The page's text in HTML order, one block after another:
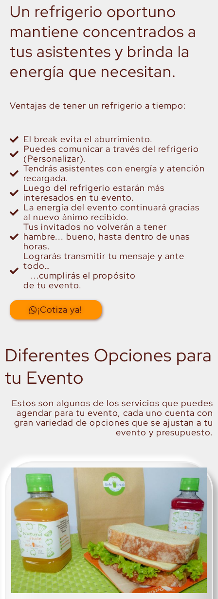
Un refrigerio oportuno
mantiene concentrados a
tus asistentes y brinda la
energía que necesitan.
Ventajas de tener un refrigerio a tiempo:
El break evita el aburrimiento.
Puedes comunicar a través del refrigerio
(Personalizar).
Tendrás asistentes con energía y atención
recargada.
Luego del refrigerio estarán más
interesados en tu evento.
La energía del evento continuará gracias
al nuevo ánimo recibido.
Tus invitados no volverán a tener
hambre... bueno, hasta dentro de unas
horas.
Lograrás transmitir tu mensaje y ante
todo…
...cumplirás el propósito
de tu evento.
¡Cotiza ya!
Diferentes Opciones para
tu Evento
Estos son algunos de los servicios que puedes
agendar para tu evento, cada uno cuenta con
gran variedad de opciones que se ajustan a tu
evento y presupuesto.